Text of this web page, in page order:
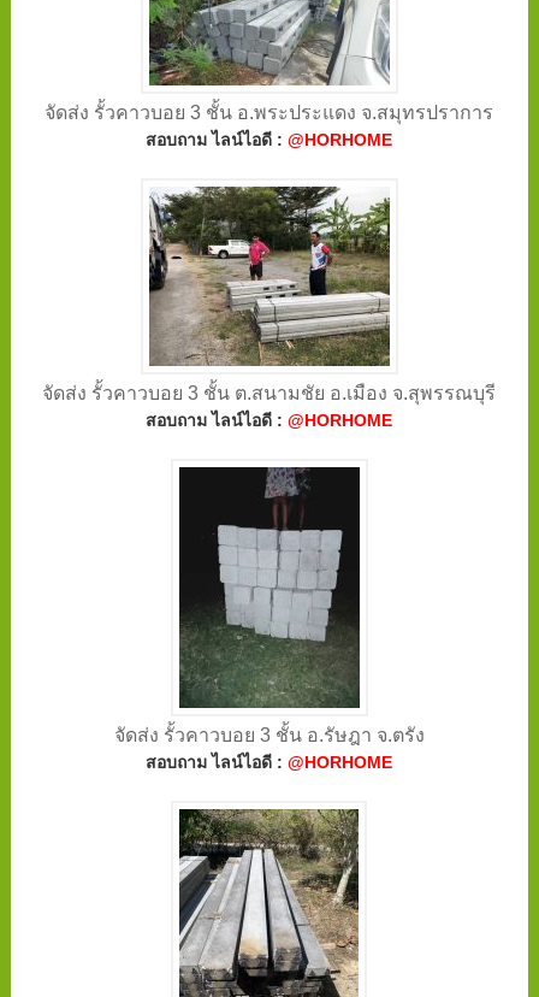
จัดส่ง รั้วคาวบอย 3 ชั้น อ.พระประแดง จ.สมุทรปราการ
สอบถาม ไลน์ไอดี :@HORHOME
จัดส่ง รั้วคาวบอย 3 ชั้น ต.สนามชัย อ.เมือง จ.สุพรรณบุรี
สอบถาม ไลน์ไอดี :@HORHOME
จัดส่ง รั้วคาวบอย 3 ชั้น อ.รัษฎา จ.ตรัง
สอบถาม ไลน์ไอดี :@HORHOME